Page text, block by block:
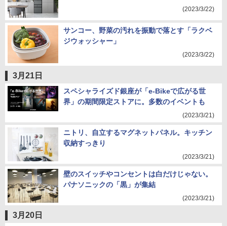
(2023/3/22)
サンコー、野菜の汚れを振動で落とす「ラクベ
ジウォッシャー」
(2023/3/22)
3月21日
スペシャライズド銀座が「e-Bikeで広がる世
界」の期間限定ストアに。多数のイベントも
(2023/3/21)
ニトリ、自立するマグネットパネル。キッチン
収納すっきり
(2023/3/21)
壁のスイッチやコンセントは白だけじゃない。
パナソニックの「黒」が集結
(2023/3/21)
3月20日